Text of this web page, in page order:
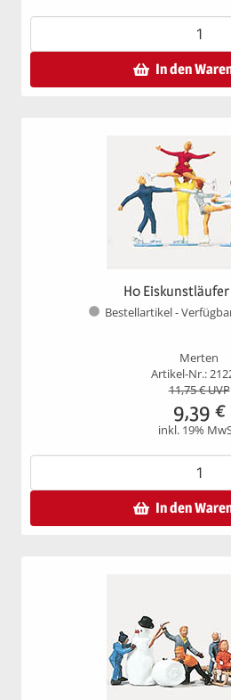
In den
H0 Eiskunstläufer
Bestellartikel -
Merten
Artikel-Nr.:
11,75€ UVP
9,39 €
inkl. 19%
In den